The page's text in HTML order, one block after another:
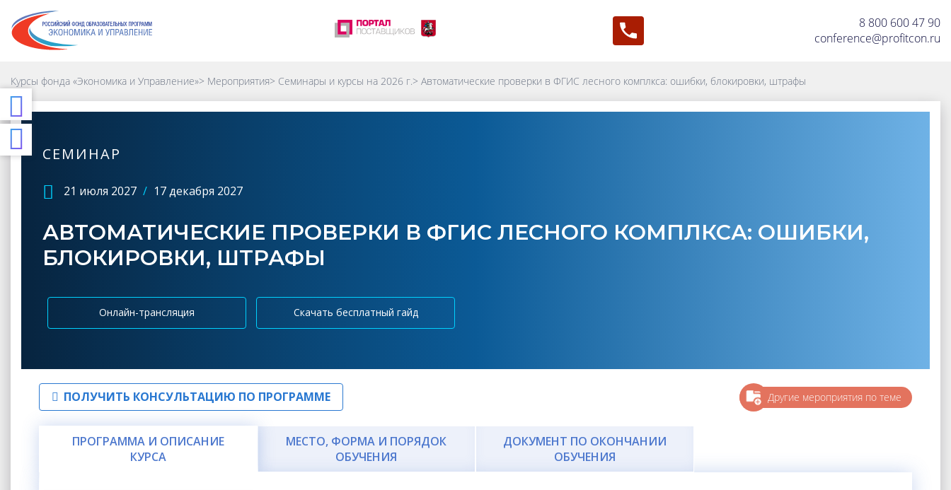
8 800 600 47 90
conference@profitcon.ru
Курсы фонда «Экономика и Управление»> Мероприятия> Семинары и курсы на 2026 г.> Автоматические проверки в ФГИС лесного комплкса: ошибки, блокировки, штрафы
СЕМИНАР
21 июля 2027 / 17 декабря 2027
АВТОМАТИЧЕСКИЕ ПРОВЕРКИ В ФГИС ЛЕСНОГО КОМПЛКСА: ОШИБКИ,
БЛОКИРОВКИ, ШТРАФЫ
Онлайн-трансляция Скачать бесплатный гайд
ПОЛУЧИТЬ КОНСУЛЬТАЦИЮ ПО ПРОГРАММЕ Другие мероприятия по теме
ПРОГРАММА И ОПИСАНИЕ
КУРСА
МЕСТО, ФОРМА И ПОРЯДОК
ОБУЧЕНИЯ
ДОКУМЕНТ ПО ОКОНЧАНИИ
ОБУЧЕНИЯ